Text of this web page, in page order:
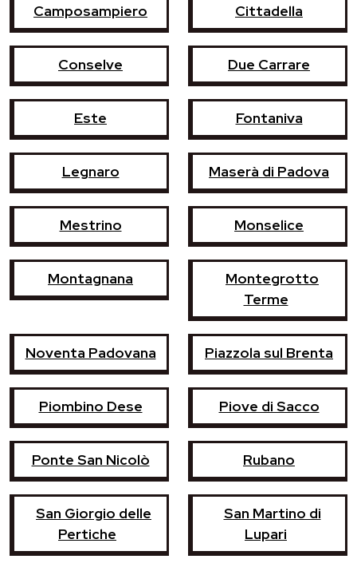
Camposampiero Cittadella
Conselve Due Carrare
Este Fontaniva
Legnaro Maserà di Padova
Mestrino Monselice
Montagnana
Montegrotto
Terme
Noventa Padovana Piazzola sul Brenta
Piombino Dese Piove di Sacco
Ponte San Nicolò Rubano
San Giorgio delle
Pertiche
San Martino di
Lupari